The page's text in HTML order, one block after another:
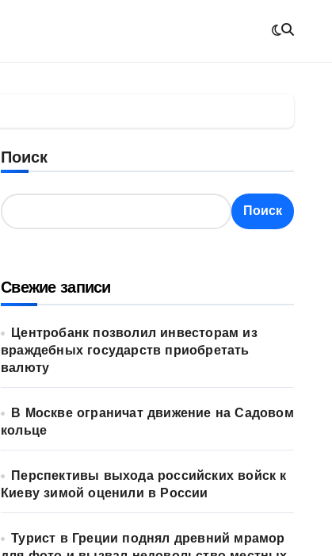
Поиск
Поиск
Свежие записи
Центробанк позволил инвесторам из
враждебных государств приобретать
валюту
В Москве ограничат движение на Садовом
кольце
Перспективы выхода российских войск к
Киеву зимой оценили в России
Турист в Греции поднял древний мрамор